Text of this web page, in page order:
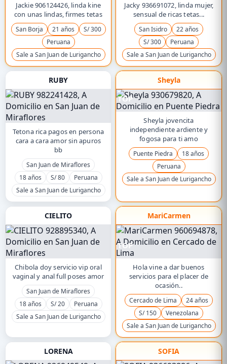
Jackie 906124426, linda kine
con unas lindas, firmes tetas
San Borja 21 años
S/ 300
Peruana
Sale a San Juan de Lurigancho
Jacky 936691072, linda mujer,
sensual de ricas tetas...
San Isidro
22 años
S/ 300
Peruana
Sale a San Juan de Lurigancho
RUBY
Tetona rica pagos en persona
cara a cara amor sin apuros
bb
San Juan de Miraflores
18 años
S/ 80
Peruana
Sale a San Juan de Lurigancho
Sheyla
TOP
Sheyla jovencita
independiente ardiente y
fogosa para ti amo
Puente Piedra
18 años
Peruana
Sale a San Juan de Lurigancho
CIELITO
Chibola doy servicio vip oral
vaginal y anal full poses amor
San Juan de Miraflores
18 años
S/ 20
Peruana
Sale a San Juan de Lurigancho
MariCarmen
TOP
Hola vine a dar buenos
servicios para el placer de
ocasión..
Cercado de Lima
24 años
S/ 150
Venezolana
Sale a San Juan de Lurigancho
LORENA SOFIA